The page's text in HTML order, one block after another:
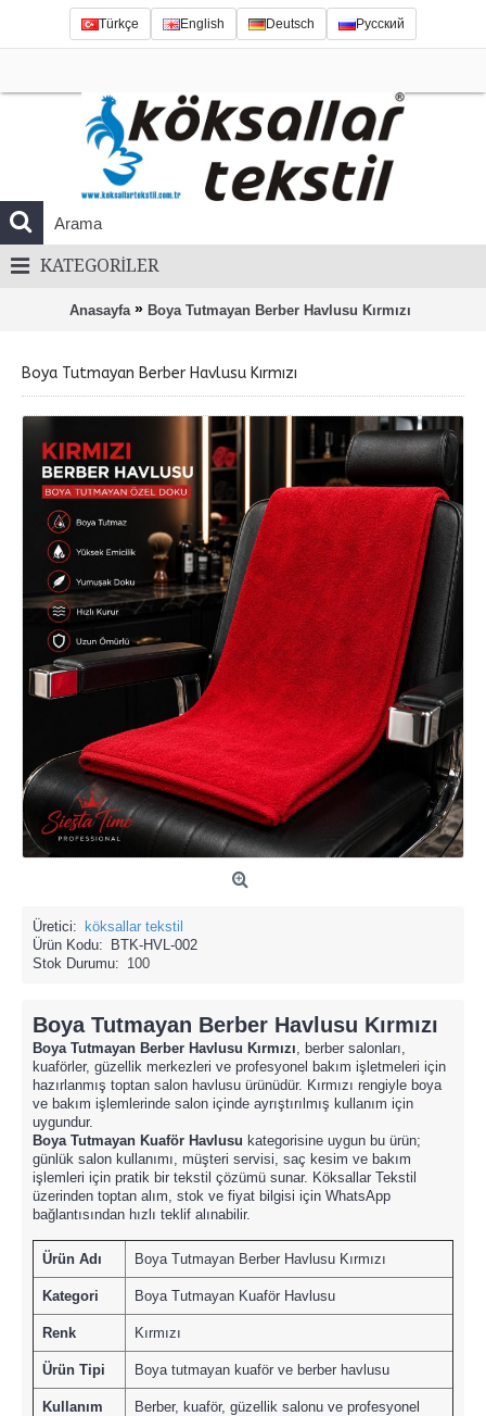
Türkçe English Deutsch Русский
KATEGORILER
Anasayfa » Boya Tutmayan Berber Havlusu Kırmızı
Boya Tutmayan Berber Havlusu Kırmızı
Üretici:
köksallar tekstil
Ürün Kodu:
BTK-HVL-002
Stok Durumu: 100
Boya Tutmayan Berber Havlusu Kırmızı
Boya Tutmayan Berber Havlusu Kırmızı, berber salonları,
kuaförler, güzellik merkezleri ve profesyonel bakım işletmeleri için
hazırlanmış toptan salon havlusu ürünüdür. Kırmızı rengiyle boya
ve bakım işlemlerinde salon içinde ayrıştırılmış kullanım için
uygundur.
Boya Tutmayan Kuaför Havlusu kategorisine uygun bu ürün;
günlük salon kullanımı, müşteri servisi, saç kesim ve bakım
işlemleri için pratik bir tekstil çözümü sunar. Köksallar Tekstil
üzerinden toptan alım, stok ve fiyat bilgisi için WhatsApp
bağlantısından hızlı teklif alınabilir.
Ürün Adı Boya Tutmayan Berber Havlusu Kırmızı
Kategori Boya Tutmayan Kuaför Havlusu
Renk Kırmızı
Ürün Tipi Boya tutmayan kuaför ve berber havlusu
Kullanım
Berber, kuaför, güzellik salonu ve profesyonel